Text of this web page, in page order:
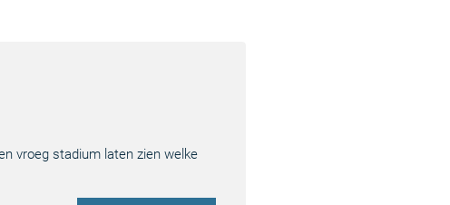
vroeg stadium laten zien welke